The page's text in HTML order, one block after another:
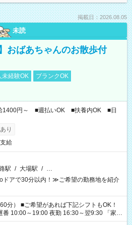
掲載日：2026.08.05
未読
おばあちゃんのお散歩付
未経験OK
ブランクOK
1400円～ ■週払いOK ■扶養内OK ■日
り
給
駅 / 大場駅 / …
ドアで30分以内！≫ご希望の勤務地を紹介
フトもOK！
10:00～19:00 夜勤 16:30～翌9:30 「家族
」 「余裕を持って夕飯の準備がしたい」